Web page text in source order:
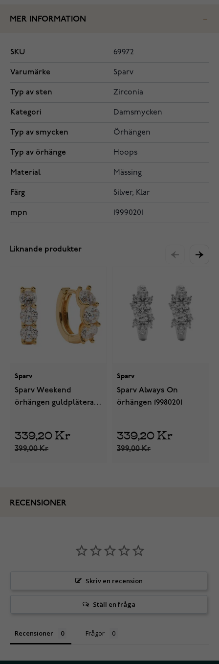
MER INFORMATION
SKU 69972
Varumärke Sparv
Typ av sten Zirconia
Kategori Damsmycken
Typ av smycken Örhängen
Typ av örhänge Hoops
Material Mässing
Färg Silver, Klar
mpn 19990201
Liknande produkter
Sparv
Sparv Weekend
örhängen guldpläterat
339,20 Kr
399,00 Kr
Sparv
Sparv Always On
örhängen 19980201
339,20 Kr
399,00 Kr
RECENSIONER
Skriv en recension
Ställ en fråga
Recensioner Frågor